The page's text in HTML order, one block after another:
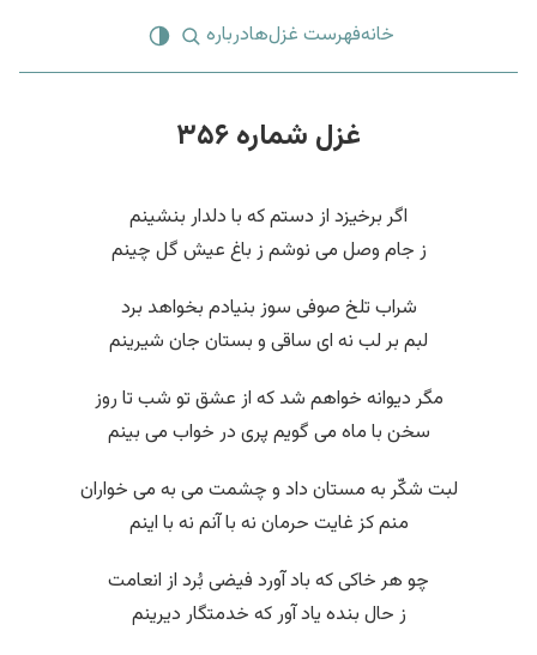
خانهفهرست غزل‌هادرباره
غزل شماره ۳۵۶
اگر برخیزد از دستم که با دلدار بنشینم
ز جام وصل می نوشم ز باغ عیش گل چینم
شراب تلخ صوفی سوز بنیادم بخواهد برد
لبم بر لب نه ای ساقی و بستان جان شیرینم
مگر دیوانه خواهم شد که از عشق تو شب تا روز
سخن با ماه می گویم پری در خواب می بینم
لبت شکّر به مستان داد و چشمت می به می خواران
منم کز غایت حرمان نه با آنم نه با اینم
چو هر خاکی که باد آورد فیضی بُرد از انعامت
ز حال بنده یاد آور که خدمتگار دیرینم